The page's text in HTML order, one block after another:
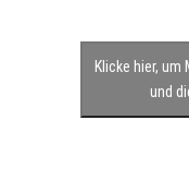
Klicke hier,
und